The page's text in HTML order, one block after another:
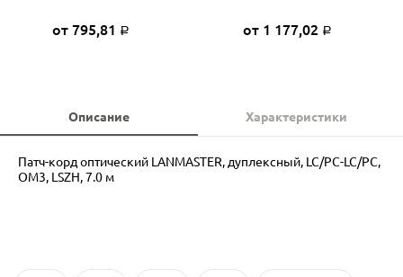
от 795,81 Р от 1 177,02 Р
Описание Характеристики
Патч-корд оптический LANMASTER, дуплексный, LC/PC-LC/PC,
OM3, LSZH, 7.0 м